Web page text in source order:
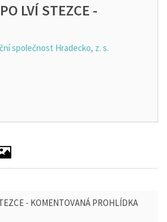
LVÍ STEZCE -
společnost Hradecko, z. s.
- KOMENTOVANÁ PROHLÍDKA